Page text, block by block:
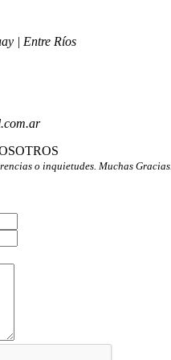
| Entre Ríos
o inquietudes. Muchas Gracias.